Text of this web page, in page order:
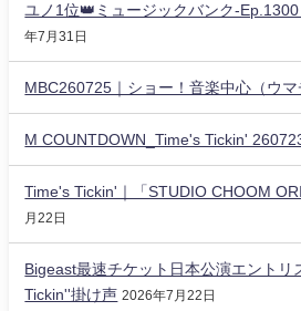
ユノ1位👑ミュージックバンク-
年7月31日
MBC260725｜ショー！音楽中心（ウマ
M COUNTDOWN_Time's Tickin'
Time's Tickin'｜「STUDIO CHOOM
月22日
Bigeast最速チケット日本公演エントリ
Tickin''掛け声 2026年7月22日